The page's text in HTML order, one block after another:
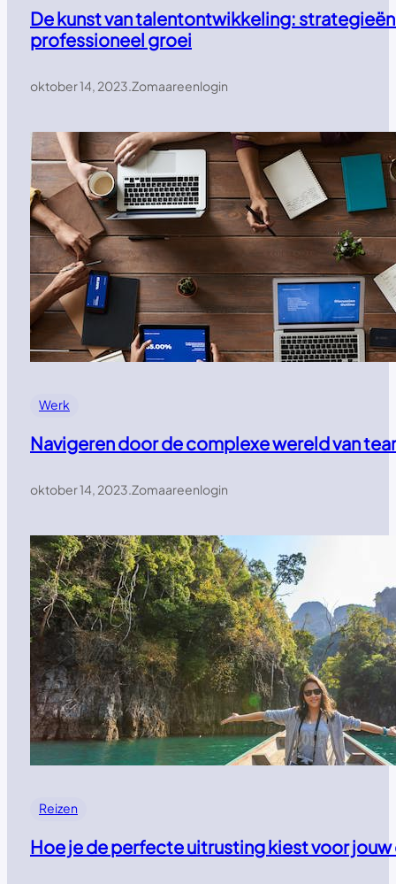
De kunst van talentontwikkeling:
professioneel groei
oktober 14, 2023.Zomaareenlogin
Werk
Navigeren door de complexe wereld van
oktober 14, 2023.Zomaareenlogin
Reizen
Hoe je de perfecte uitrusting kiest voor